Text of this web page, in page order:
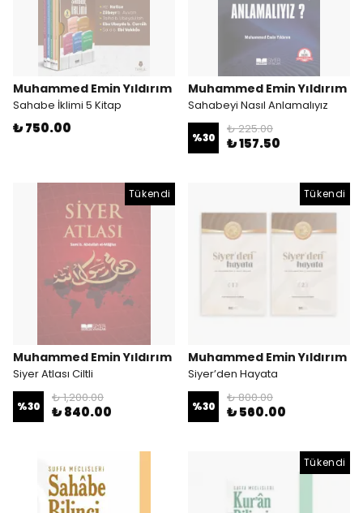
Muhammed Emin Yıldırım
Sahabe İklimi 5 Kitap
₺ 750.00
Muhammed Emin Yıldırım
Sahabeyi Nasıl Anlamalıyız
%30
₺ 225.00
₺ 157.50
Tükendi
Muhammed Emin Yıldırım
Siyer Atlası Ciltli
%30
₺ 1,200.00
₺ 840.00
Tükendi
Muhammed Emin Yıldırım
Siyer’den Hayata
%30
₺ 800.00
₺ 560.00
Tükendi